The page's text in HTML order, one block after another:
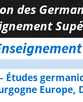
des
Études
Europe,